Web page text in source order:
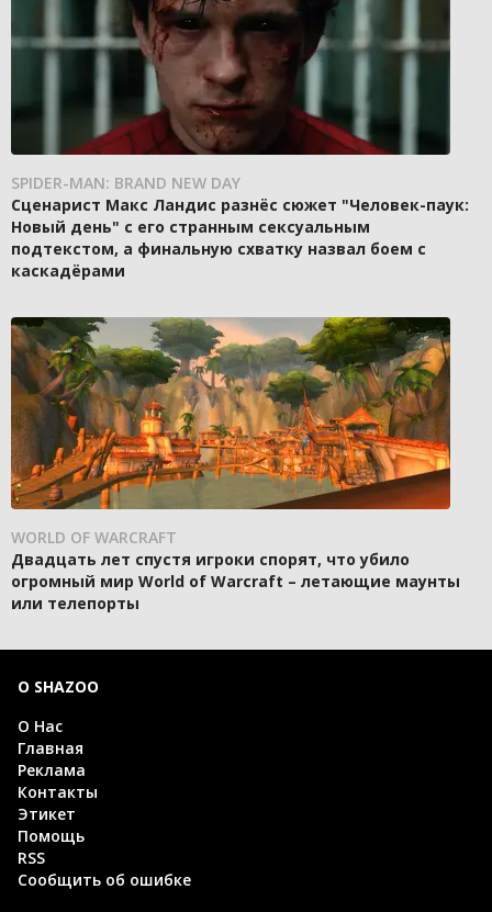
SPIDER-MAN: BRAND NEW DAY
Сценарист Макс Ландис разнёс сюжет "Человек-паук:
Новый день" с его странным сексуальным
подтекстом, а финальную схватку назвал боем с
каскадёрами
WORLD OF WARCRAFT
Двадцать лет спустя игроки спорят, что убило
огромный мир World of Warcraft – летающие маунты
или телепорты
О SHAZOO
О Нас
Главная
Реклама
Контакты
Этикет
Помощь
RSS
Сообщить об ошибке